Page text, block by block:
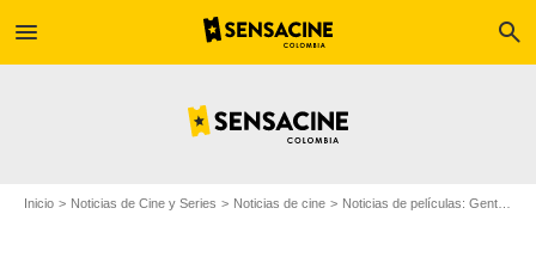
menu search
Inicio Noticias de Cine y Series Noticias de cine Noticias de películas: Gente